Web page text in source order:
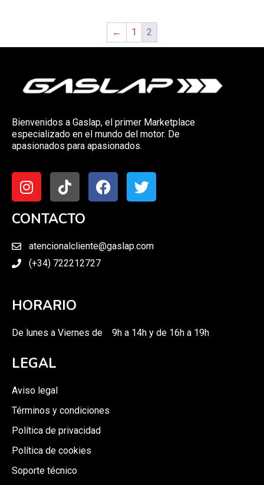
← 1 2
Bienvenidos a Gaslap, el primer Marketplace
especializado en el mundo del motor. De
apasionados para apasionados.
CONTACTO
atencionalcliente@gaslap.com
(+34) 722212727
HORARIO
De lunes a Viernes de 9h a 14h y de 16h a 19h
LEGAL
Aviso legal
Términos y condiciones
Política de privacidad
Política de cookies
Soporte técnico